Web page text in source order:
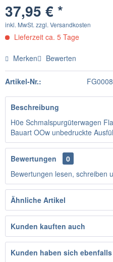
37,95 € *
inkl. MwSt. zzgl. Versandkosten
Lieferzeit ca. 5 Tage
Merken Bewerten
Artikel-Nr.:
Beschreibung
H0e Schmalspurgüterwagen
Bauart OOw unbedruckte
Bewertungen
0
Bewertungen lesen, schreiben
Ähnliche Artikel
Kunden kauften auch
Kunden haben sich